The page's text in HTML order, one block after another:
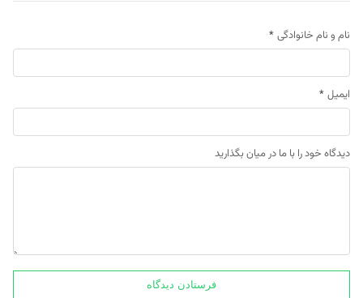
نام و نام خانوادگی *
ایمیل *
دیدگاه خود را با ما در میان بگذارید